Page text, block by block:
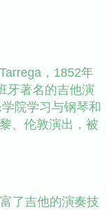
，1852年
牙著名的吉他演
院学习与钢琴和
、伦敦演出，被
了吉他的演奏技